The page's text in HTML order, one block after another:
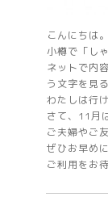
こんにちは。
小樽で「し
ネットで内
う文字を見
わたしは行
さて、11月
ご夫婦やご
ぜひお早め
ご利用をお